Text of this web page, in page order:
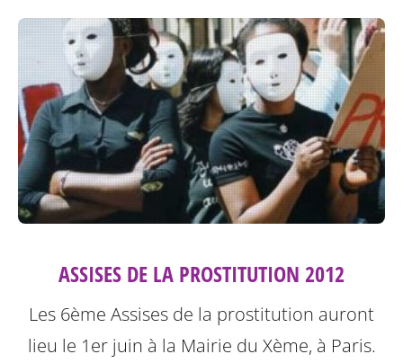
ASSISES DE LA PROSTITUTION 2012
Les 6ème Assises de la prostitution auront
lieu le 1er juin à la Mairie du Xème, à Paris.